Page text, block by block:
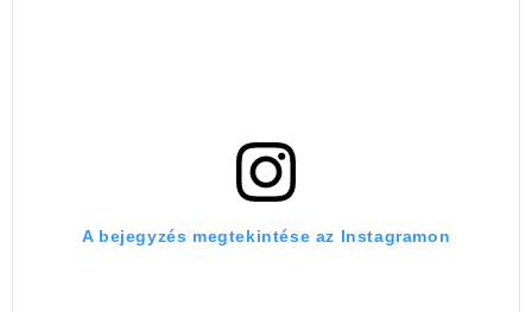
A bejegyzés megtekintése az Instagramon